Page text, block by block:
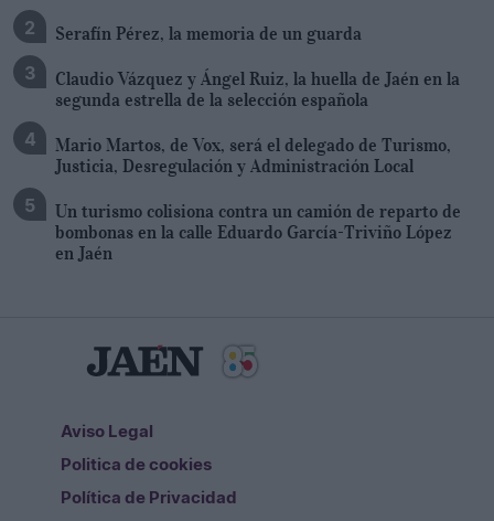
Serafín Pérez, la memoria de un guarda
Claudio Vázquez y Ángel Ruiz, la huella de Jaén en la
segunda estrella de la selección española
Mario Martos, de Vox, será el delegado de Turismo,
Justicia, Desregulación y Administración Local
Un turismo colisiona contra un camión de reparto de
bombonas en la calle Eduardo García-Triviño López
en Jaén
Aviso Legal
Politica de cookies
Política de Privacidad